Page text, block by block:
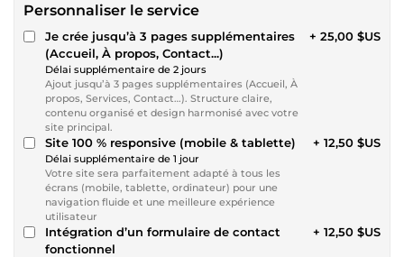
Personnaliser le service
Je crée jusqu’à 3 pages supplémentaires
(Accueil, À propos, Contact...)
Délai supplémentaire de 2 jours
Ajout jusqu’à 3 pages supplémentaires (Accueil, À
propos, Services, Contact…). Structure claire,
contenu organisé et design harmonisé avec votre
site principal.
+ 25,00 $US
Site 100 % responsive (mobile & tablette)
Délai supplémentaire de 1 jour
Votre site sera parfaitement adapté à tous les
écrans (mobile, tablette, ordinateur) pour une
navigation fluide et une meilleure expérience
utilisateur
+ 12,50 $US
Intégration d’un formulaire de contact
fonctionnel
+ 12,50 $US